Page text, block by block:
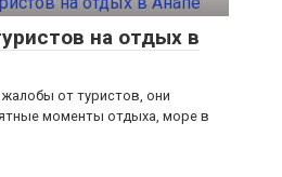
на отдых в
от туристов, они
моменты отдыха, море в